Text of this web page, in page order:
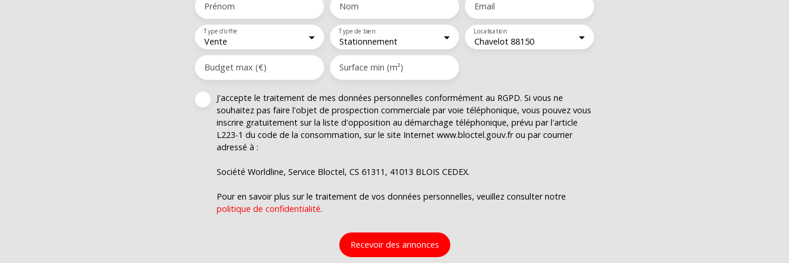
Prénom Nom Email
Vente
Type d'offre
Stationnement
Type de bien
Chavelot 88150
Localisation
Budget max (€) Surface min (m²)
J'accepte le traitement de mes données personnelles conformément au RGPD. Si vous ne
souhaitez pas faire l'objet de prospection commerciale par voie téléphonique, vous pouvez vous
inscrire gratuitement sur la liste d'opposition au démarchage téléphonique, prévu par l'article
L223-1 du code de la consommation, sur le site Internet www.bloctel.gouv.fr ou par courrier
adressé à :
Société Worldline, Service Bloctel, CS 61311, 41013 BLOIS CEDEX.
Pour en savoir plus sur le traitement de vos données personnelles, veuillez consulter notre
politique de confidentialité.
Recevoir des annonces